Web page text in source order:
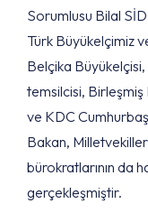
Sorumlusu Bilal
Türk Büyükelçimiz
Belçika
temsilcisi,
ve KDC
Bakan,
bürokratlarının da
gerçekleşmiştir.